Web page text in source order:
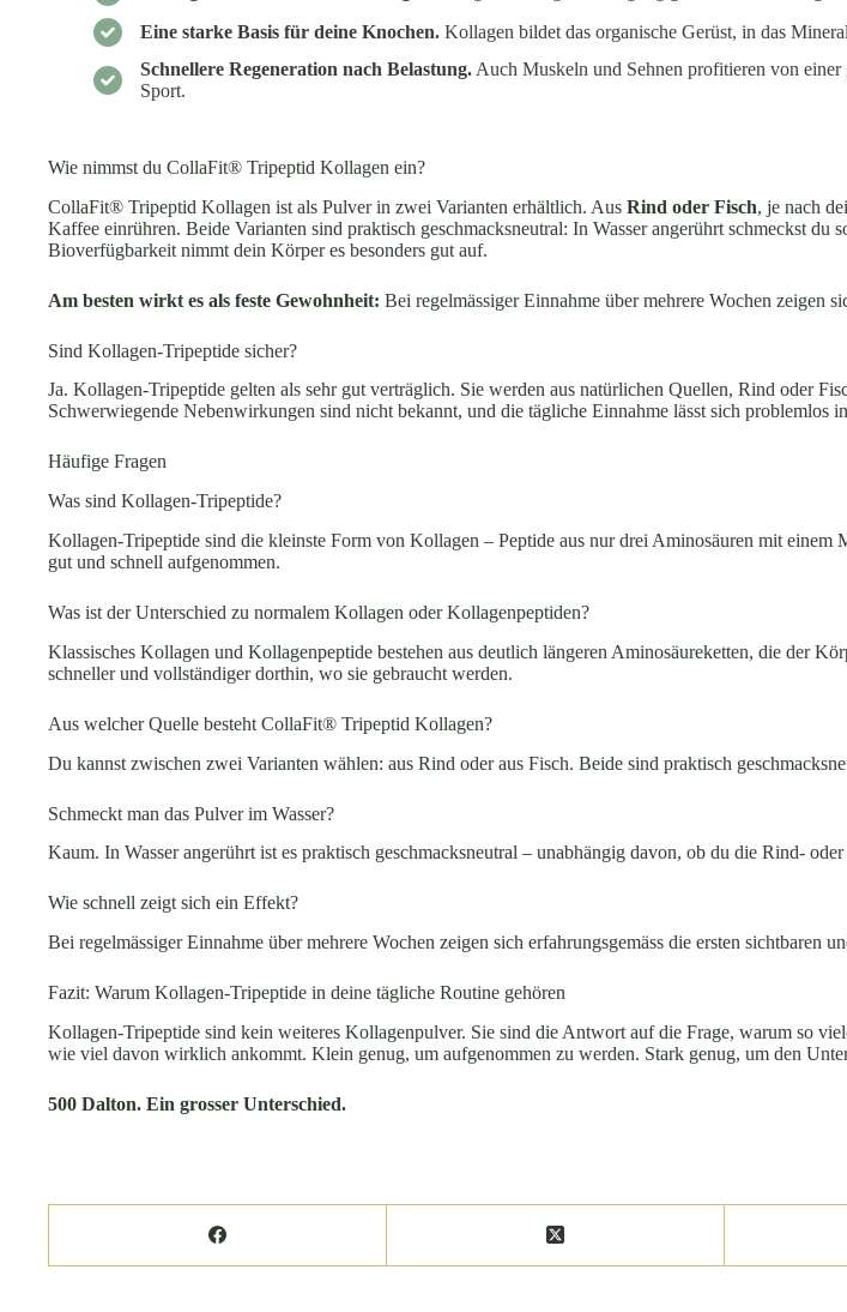
Eine starke Basis für deine Knochen. Kollagen bildet das organische Gerüst, in das
Schnellere Regeneration nach Belastung. Auch Muskeln und Sehnen profitieren von
Sport.
Wie nimmst du CollaFit® Tripeptid Kollagen ein?
CollaFit® Tripeptid Kollagen ist als Pulver in zwei Varianten erhältlich. Aus Rind oder Fisch, je nach
Kaffee einrühren. Beide Varianten sind praktisch geschmacksneutral: In Wasser angerührt schmeckst
Bioverfügbarkeit nimmt dein Körper es besonders gut auf.
Am besten wirkt es als feste Gewohnheit: Bei regelmässiger Einnahme über mehrere Wochen zeigen
Sind Kollagen-Tripeptide sicher?
Ja. Kollagen-Tripeptide gelten als sehr gut verträglich. Sie werden aus natürlichen Quellen, Rind oder
Schwerwiegende Nebenwirkungen sind nicht bekannt, und die tägliche Einnahme lässt sich problemlos
Häufige Fragen
Was sind Kollagen-Tripeptide?
Kollagen-Tripeptide sind die kleinste Form von Kollagen – Peptide aus nur drei Aminosäuren mit
gut und schnell aufgenommen.
Was ist der Unterschied zu normalem Kollagen oder Kollagenpeptiden?
Klassisches Kollagen und Kollagenpeptide bestehen aus deutlich längeren Aminosäureketten, die der
schneller und vollständiger dorthin, wo sie gebraucht werden.
Aus welcher Quelle besteht CollaFit® Tripeptid Kollagen?
Du kannst zwischen zwei Varianten wählen: aus Rind oder aus Fisch. Beide sind praktisch
Schmeckt man das Pulver im Wasser?
Kaum. In Wasser angerührt ist es praktisch geschmacksneutral – unabhängig davon, ob du die Rind-
Wie schnell zeigt sich ein Effekt?
Bei regelmässiger Einnahme über mehrere Wochen zeigen sich erfahrungsgemäss die ersten sichtbaren
Fazit: Warum Kollagen-Tripeptide in deine tägliche Routine gehören
Kollagen-Tripeptide sind kein weiteres Kollagenpulver. Sie sind die Antwort auf die Frage, warum so
wie viel davon wirklich ankommt. Klein genug, um aufgenommen zu werden. Stark genug, um den
500 Dalton. Ein grosser Unterschied.